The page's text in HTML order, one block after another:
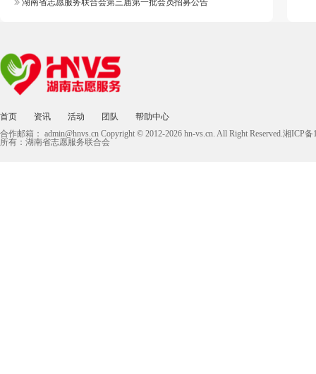
湖南省志愿服务联合会第三届第一批会员招募公告
首页 资讯 活动 团队
帮助中心
合作邮箱： admin@hnvs.cn Copyright © 2012-2026 hn-vs.cn. All Right Reserved.湘ICP
所有：湖南省志愿服务联合会